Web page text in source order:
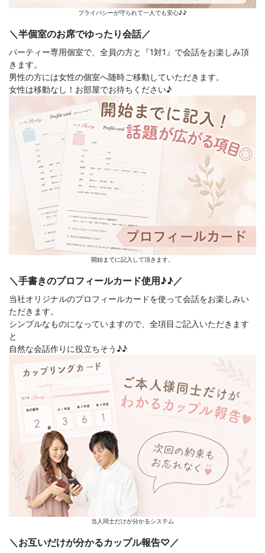
プライバシーが守られて一人でも安心♪♪
＼半個室のお席でゆったり会話／
パーティー専用個室で、全員の方と『1対1』で会話をお楽しみ頂
きます。
男性の方には女性の個室へ随時ご移動していただきます。
女性は移動なし！お部屋でお待ちください♪
開始までに記入して頂きます。
＼手書きのプロフィールカード使用♪♪／
当社オリジナルのプロフィールカードを使って会話をお楽しみい
ただきます。
シンプルなものになっていますので、全項目ご記入いただきます
と
自然な会話作りに役立ちそう♪♪
当人同士だけが分かるシステム
＼お互いだけが分かるカップル報告♡／